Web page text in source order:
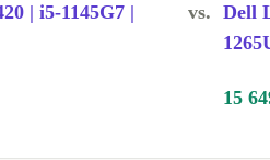
| i5-1145G7 |
vs. Dell
15